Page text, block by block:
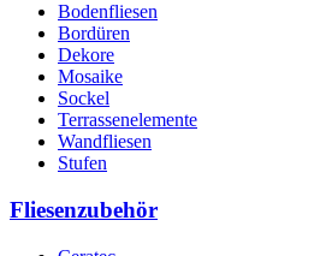
Bodenfliesen
Bordüren
Dekore
Mosaike
Sockel
Terrassenelemente
Wandfliesen
Stufen
Fliesenzubehör